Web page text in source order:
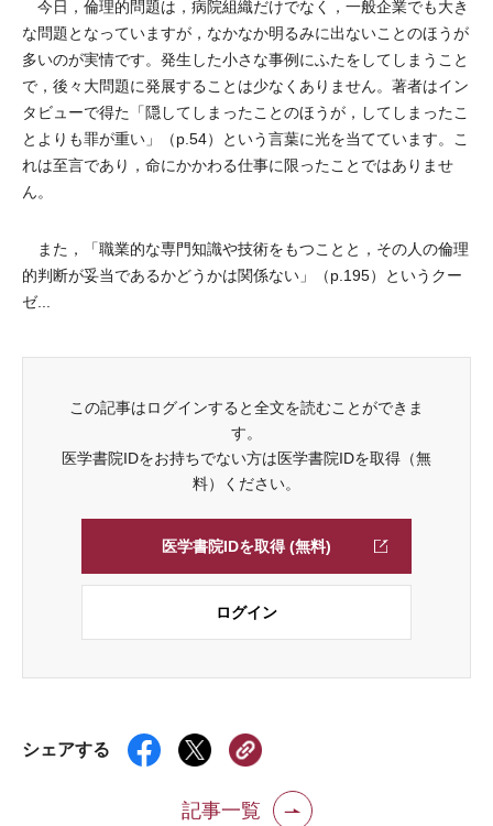
今日，倫理的問題は，病院組織だけでなく，一般企業でも大き
な問題となっていますが，なかなか明るみに出ないことのほうが
多いのが実情です。発生した小さな事例にふたをしてしまうこと
で，後々大問題に発展することは少なくありません。著者はイン
タビューで得た「隠してしまったことのほうが，してしまったこ
とよりも罪が重い」（p.54）という言葉に光を当てています。こ
れは至言であり，命にかかわる仕事に限ったことではありませ
ん。
また，「職業的な専門知識や技術をもつことと，その人の倫理
的判断が妥当であるかどうかは関係ない」（p.195）というクー
ゼ...
この記事はログインすると全文を読むことができま
す。
医学書院IDをお持ちでない方は医学書院IDを取得（無
料）ください。
医学書院IDを取得 (無料)
ログイン
シェアする
記事一覧